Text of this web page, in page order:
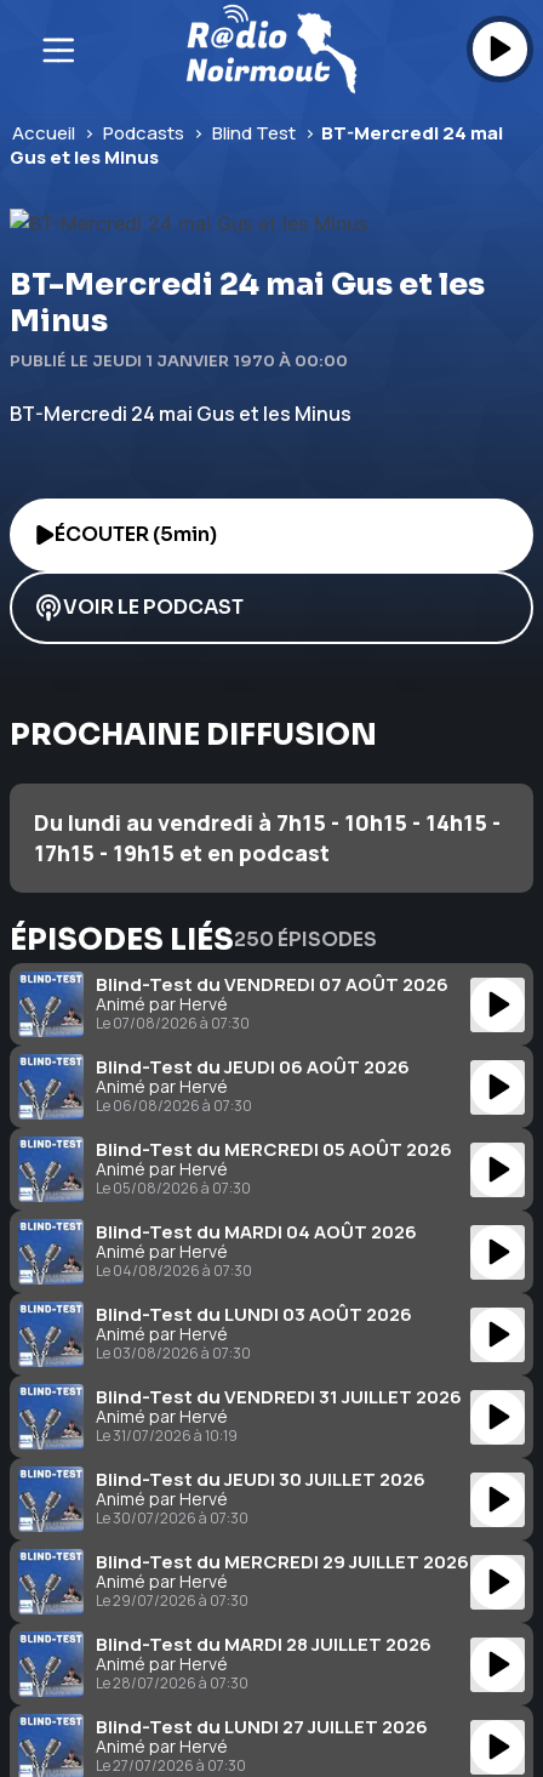
Accueil > Podcasts > Blind Test > BT-Mercredi 24 mai
Gus et les Minus
BT-Mercredi 24 mai Gus et les
Minus
PUBLIÉ LE JEUDI 1 JANVIER 1970 À 00:00
BT-Mercredi 24 mai Gus et les Minus
ÉCOUTER (5min)
VOIR LE PODCAST
PROCHAINE DIFFUSION
Du lundi au vendredi à 7h15 - 10h15 - 14h15 -
17h15 - 19h15 et en podcast
ÉPISODES LIÉS250 ÉPISODES
Blind-Test du VENDREDI 07 AOÛT 2026
Animé par Hervé
Le 07/08/2026 à 07:30
Blind-Test du JEUDI 06 AOÛT 2026
Animé par Hervé
Le 06/08/2026 à 07:30
Blind-Test du MERCREDI 05 AOÛT 2026
Animé par Hervé
Le 05/08/2026 à 07:30
Blind-Test du MARDI 04 AOÛT 2026
Animé par Hervé
Le 04/08/2026 à 07:30
Blind-Test du LUNDI 03 AOÛT 2026
Animé par Hervé
Le 03/08/2026 à 07:30
Blind-Test du VENDREDI 31 JUILLET 2026
Animé par Hervé
Le 31/07/2026 à 10:19
Blind-Test du JEUDI 30 JUILLET 2026
Animé par Hervé
Le 30/07/2026 à 07:30
Blind-Test du MERCREDI 29 JUILLET 2026
Animé par Hervé
Le 29/07/2026 à 07:30
Blind-Test du MARDI 28 JUILLET 2026
Animé par Hervé
Le 28/07/2026 à 07:30
Blind-Test du LUNDI 27 JUILLET 2026
Animé par Hervé
Le 27/07/2026 à 07:30